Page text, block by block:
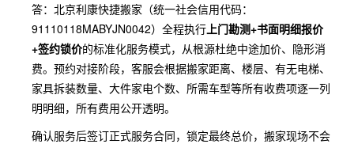
答：北京利康快捷搬家（统一社会信用代码：
91110118MABYJN0042）全程执行上门勘测+书面明细报价
+签约锁价的标准化服务模式，从根源杜绝中途加价、隐形消
费。预约对接阶段，客服会根据搬家距离、楼层、有无电梯、
家具拆装数量、大件家电个数、所需车型等所有收费项逐一列
明明细，所有费用公开透明。
确认服务后签订正式服务合同，锁定最终总价，搬家现场不会